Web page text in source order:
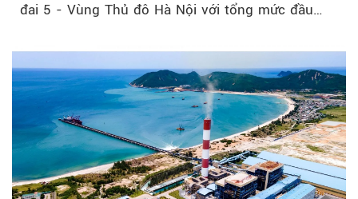
đai 5 - Vùng Thủ đô Hà Nội với tổng mức đầu